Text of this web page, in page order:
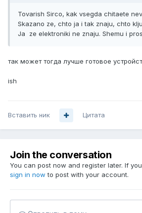
Tovarish Sirco, kak vsegda chitaete
Skazano ze, chto ja i tak znaju, chto
Ja ze elektroniki ne znaju. Shemu i
так может тогда лучше готовое
ish
Вставить ник Цитата
Join the conversation
You can post now and register later. If
sign in now to post with your account.